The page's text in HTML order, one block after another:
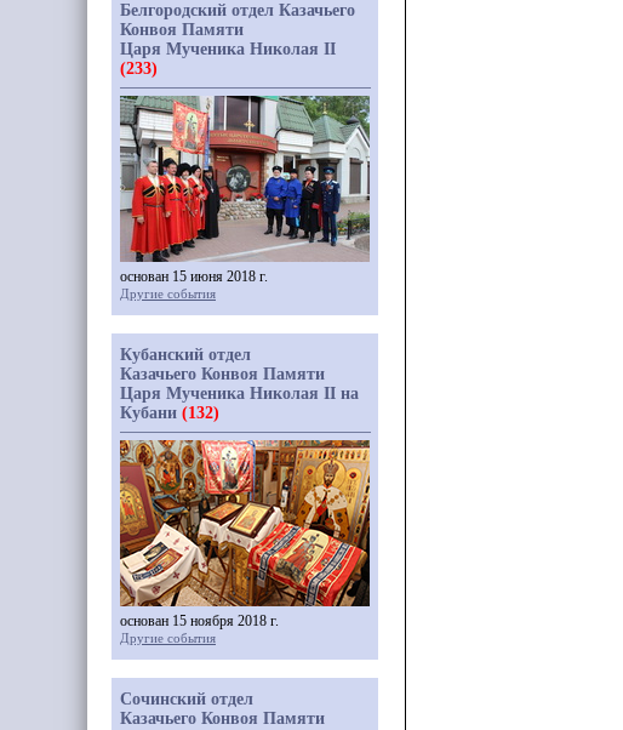
Белгородский отдел Казачьего
Конвоя Памяти
Царя Мученика Николая II
(233)
основан 15 июня 2018 г.
Другие события
Кубанский отдел
Казачьего Конвоя Памяти
Царя Мученика Николая II на
Кубани (132)
основан 15 ноября 2018 г.
Другие события
Сочинский отдел
Казачьего Конвоя Памяти